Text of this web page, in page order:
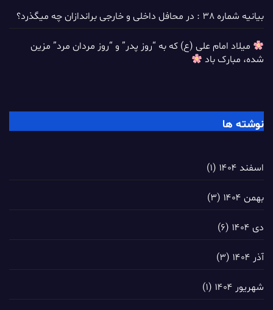
بیانیه شماره 38 : در محافل داخلی و خارجی براندازان چه میگذرد؟
میلاد امام علی (ع) که به “روز پدر” و “روز مردان مرد” مزین
شده، مبارک باد
نوشته ها
اسفند ۱۴۰۴ (۱)
بهمن ۱۴۰۴ (۳)
دی ۱۴۰۴ (۶)
آذر ۱۴۰۴ (۳)
شهریور ۱۴۰۴ (۱)